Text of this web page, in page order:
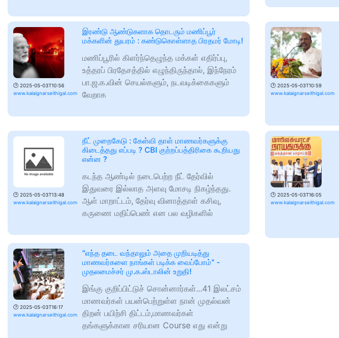
🕑 2025-05-03T10:56
www.kalaignarseithigal.com
இரண்டு ஆண்டுகளாக தொடரும் மணிப்பூர்
மக்களின் துயரம் : கண்டுகொள்ளாத பிரதமர் மோடி!
மணிப்பூரில் கிளர்ந்தெழுந்த மக்கள் எதிர்ப்பு,
உத்தரப் பிரதேசத்தில் எழுந்திருந்தால், இந்நேரம்
பா.ஜ.க.வின் செயல்களும், நடவடிக்கைகளும்
வேறாக
🕑 2025-05-03T10:59
www.kalaignarseithigal.com
🕑 2025-05-03T13:48
www.kalaignarseithigal.com
நீட் முறைகேடு : கேள்வி தாள் மாணவர்களுக்கு
கிடைத்தது எப்படி ? CBI குற்றப்பத்திரிகை கூறியது
என்ன ?
கடந்த ஆண்டில் நடைபெற்ற நீட் தேர்வில்
இதுவரை இல்லாத அளவு மோசடி நிகழ்ந்தது.
ஆள் மாறாட்டம், தேர்வு வினாத்தாள் கசிவு,
கருணை மதிப்பெண் என பல வழிகளில்
🕑 2025-05-03T16:05
www.kalaignarseithigal.com
🕑 2025-05-03T16:17
www.kalaignarseithigal.com
"எந்த தடை வந்தாலும் அதை முறியடித்து
மாணவர்களை நாங்கள் படிக்க வைப்போம்" -
முதலமைச்சர் மு.க.ஸ்டாலின் உறுதி!
இங்கு குறிப்பிட்டுச் சொன்னார்கள்...41 இலட்சம்
மாணவர்கள் பயன்பெற்றுள்ள நான் முதல்வன்
திறன் பயிற்சி திட்டம்,மாணவர்கள்
தங்களுக்கான சரியான Course எது என்று